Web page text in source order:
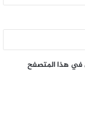
في هذا المتصفح